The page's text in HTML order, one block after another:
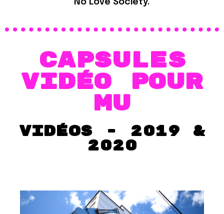
No Love Society.
capsules
vidéo pour
MU
vidéos - 2019 &
2020